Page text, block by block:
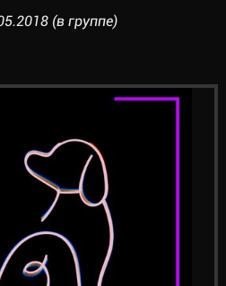
(в группе)